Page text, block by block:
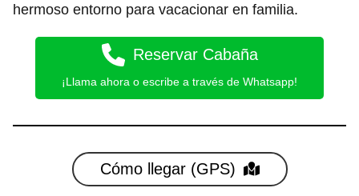
hermoso entorno para vacacionar en familia.
Reservar Cabaña
¡Llama ahora o escribe a través de Whatsapp!
Cómo llegar (GPS)